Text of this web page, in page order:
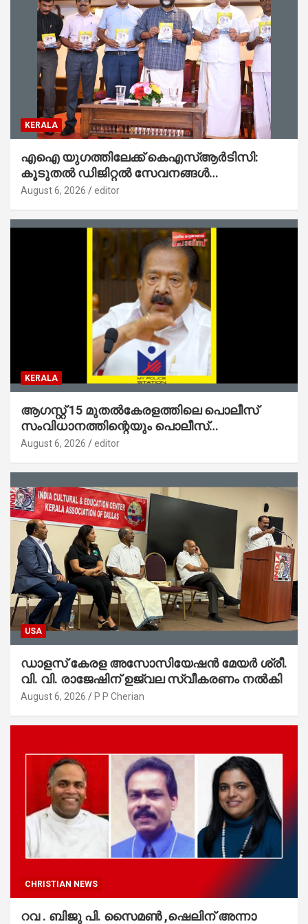
KERALA
എഐ യുഗത്തിലേക്ക് കെഎസ്ആർടിസി:
കൂടുതൽ ഡിജിറ്റൽ സേവനങ്ങൾ
ജനങ്ങളിലേക്കെത്തിക്കും – മന്ത്രി സി പി
August 6, 2026 editor
KERALA
ആഗസ്റ്റ് 15 മുതല്‍കേരളത്തിലെ പൊലീസ്
സംവിധാനത്തിന്റെയും പൊലീസ്
സ്റ്റേഷനുകളുടെയും മുഖഛായ മാറുകയാണ് :
August 6, 2026 editor
USA
ഡാളസ് കേരള അസോസിയേഷൻ മേയർ ശ്രീ.
വി. വി. രാജേഷിന് ഉജ്വല സ്വീകരണം നൽകി
August 6, 2026 P P Cherian
CHRISTIAN NEWS
റവ . ബിജു പി. സൈമൺ ,ഷെലിന് അന്നാ